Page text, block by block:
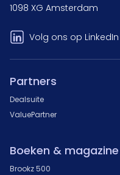
1098 XG Amsterdam
Volg ons op LinkedIn
Partners
Dealsuite
ValuePartner
Boeken & magazine
Brookz 500